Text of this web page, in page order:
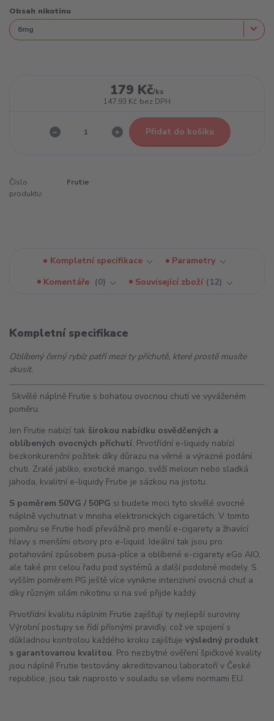
Obsah nikotinu
179 Kč/ks
147,93 Kč bez DPH
Přidat do košíku
Číslo
produktu:
Frutie
Kompletní specifikace
Parametry
Komentáře
0 Související zboží 12
Kompletní specifikace
Oblíbený černý rybíz patří mezi ty příchutě, které prostě musíte
zkusit.
Skvělé náplně Frutie s bohatou ovocnou chutí ve vyváženém
poměru.
Jen Frutie nabízí tak širokou nabídku osvědčených a
oblíbených ovocných příchutí. Prvotřídní e-liquidy nabízí
bezkonkurenční požitek díky důrazu na věrné a výrazné podání
chuti. Zralé jablko, exotické mango, svěží meloun nebo sladká
jahoda, kvalitní e-liquidy Frutie je sázkou na jistotu.
S poměrem 50VG / 50PG si budete moci tyto skvělé ovocné
náplně vychutnat v mnoha elektronických cigaretách. V tomto
poměru se Frutie hodí převážně pro menší e-cigarety a žhavící
hlavy s menšími otvory pro e-liquid. Ideální tak jsou pro
potahování způsobem pusa-plíce a oblíbené e-cigarety eGo AIO,
ale také pro celou řadu pod systémů a další podobné modely. S
vyšším poměrem PG ještě více vynikne intenzivní ovocná chuť a
díky různým silám nikotinu si na své přijde každý.
Prvotřídní kvalitu náplním Frutie zajišťují ty nejlepší suroviny.
Výrobní postupy se řídí přísnými pravidly, což ve spojení s
důkladnou kontrolou každého kroku zajišťuje výsledný produkt
s garantovanou kvalitou. Pro nezbytné ověření špičkové kvality
jsou náplně Frutie testovány akreditovanou laboratoří v České
republice, jsou tak naprosto v souladu se všemi normami EU.